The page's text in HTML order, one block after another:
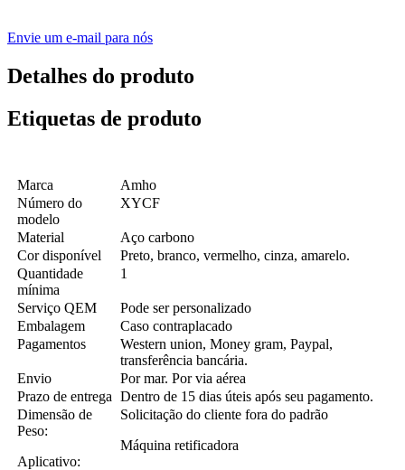
Envie um e-mail para nós
Detalhes do produto
Etiquetas de produto
Marca
Amho
Número do
modelo
XYCF
Material
Aço carbono
Cor disponível
Preto, branco, vermelho, cinza, amarelo.
Quantidade
mínima
1
Serviço QEM
Pode ser personalizado
Embalagem
Caso contraplacado
Pagamentos
Western union, Money gram, Paypal,
transferência bancária.
Envio
Por mar. Por via aérea
Prazo de entrega Dentro de 15 dias úteis após seu pagamento.
Dimensão de
Peso:
Aplicativo:
Solicitação do cliente fora do padrão
Máquina retificadora